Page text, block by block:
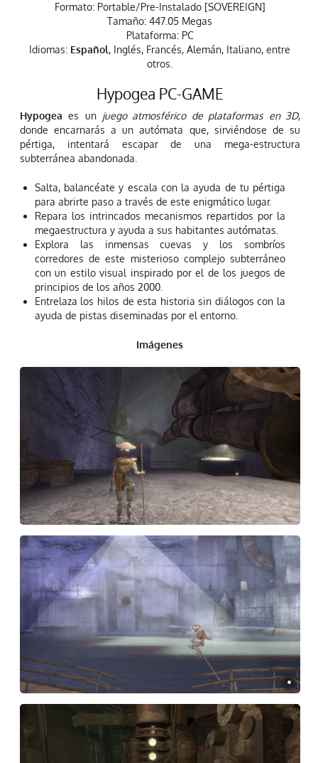
Formato: Portable/Pre-Instalado [SOVEREIGN]
Tamaño: 447.05 Megas
Plataforma: PC
Idiomas: Español, Inglés, Francés, Alemán, Italiano, entre
otros.
Hypogea PC-GAME
Hypogea es un juego atmosférico de plataformas en 3D,
donde encarnarás a un autómata que, sirviéndose de su
pértiga, intentará escapar de una mega-estructura
subterránea abandonada.
Salta, balancéate y escala con la ayuda de tu pértiga
para abrirte paso a través de este enigmático lugar.
Repara los intrincados mecanismos repartidos por la
megaestructura y ayuda a sus habitantes autómatas.
Explora las inmensas cuevas y los sombríos
corredores de este misterioso complejo subterráneo
con un estilo visual inspirado por el de los juegos de
principios de los años 2000.
Entrelaza los hilos de esta historia sin diálogos con la
ayuda de pistas diseminadas por el entorno.
Imágenes